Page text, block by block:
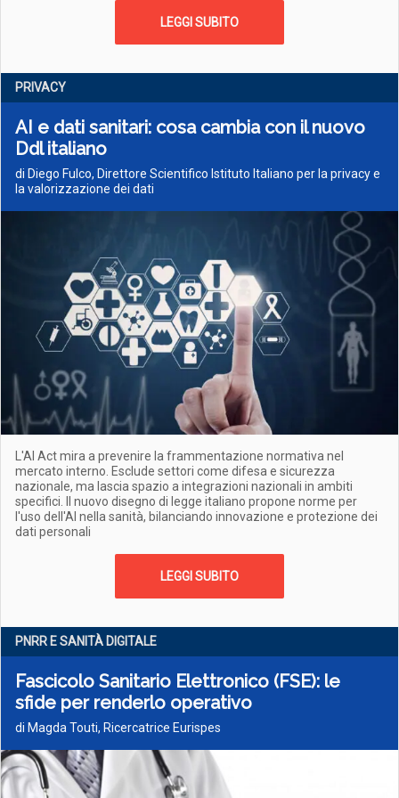
LEGGI SUBITO
PRIVACY
AI e dati sanitari: cosa cambia con il nuovo
Ddl italiano
di Diego Fulco, Direttore Scientifico Istituto Italiano per la privacy e
la valorizzazione dei dati
L'AI Act mira a prevenire la frammentazione normativa nel
mercato interno. Esclude settori come difesa e sicurezza
nazionale, ma lascia spazio a integrazioni nazionali in ambiti
specifici. Il nuovo disegno di legge italiano propone norme per
l'uso dell'AI nella sanità, bilanciando innovazione e protezione dei
dati personali
LEGGI SUBITO
PNRR E SANITÀ DIGITALE
Fascicolo Sanitario Elettronico (FSE): le
sfide per renderlo operativo
di Magda Touti, Ricercatrice Eurispes